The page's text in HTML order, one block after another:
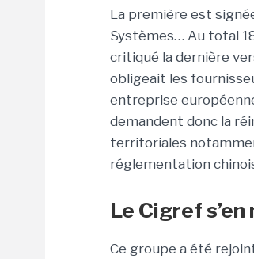
La première est
Systèmes… Au total
critiqué la dernière
obligeait les
entreprise
demandent donc la
territoriales
réglementation
Le Cigref
Ce groupe a été